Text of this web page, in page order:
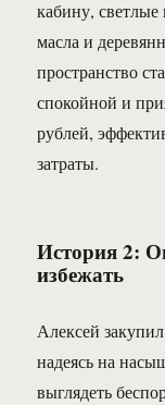
кабину,
масла и
пространство
спокойной и
рублей,
затраты.
История 2:
избежать
Алексей
надеясь на
выглядеть